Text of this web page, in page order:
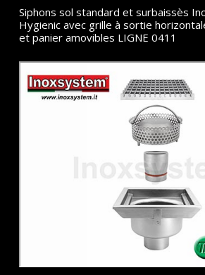
Siphons sol standard et surbaissès
Hygienic avec grille à sortie
et panier amovibles LIGNE 0411